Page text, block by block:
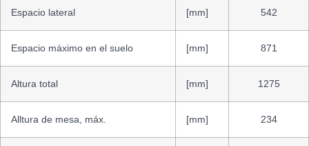
Espacio lateral [mm] 542
Espacio máximo en el suelo [mm] 871
Altura total [mm] 1275
Alltura de mesa, máx. [mm] 234